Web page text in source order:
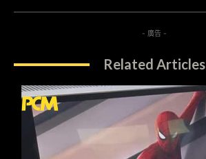
- 廣告 -
Related Articles